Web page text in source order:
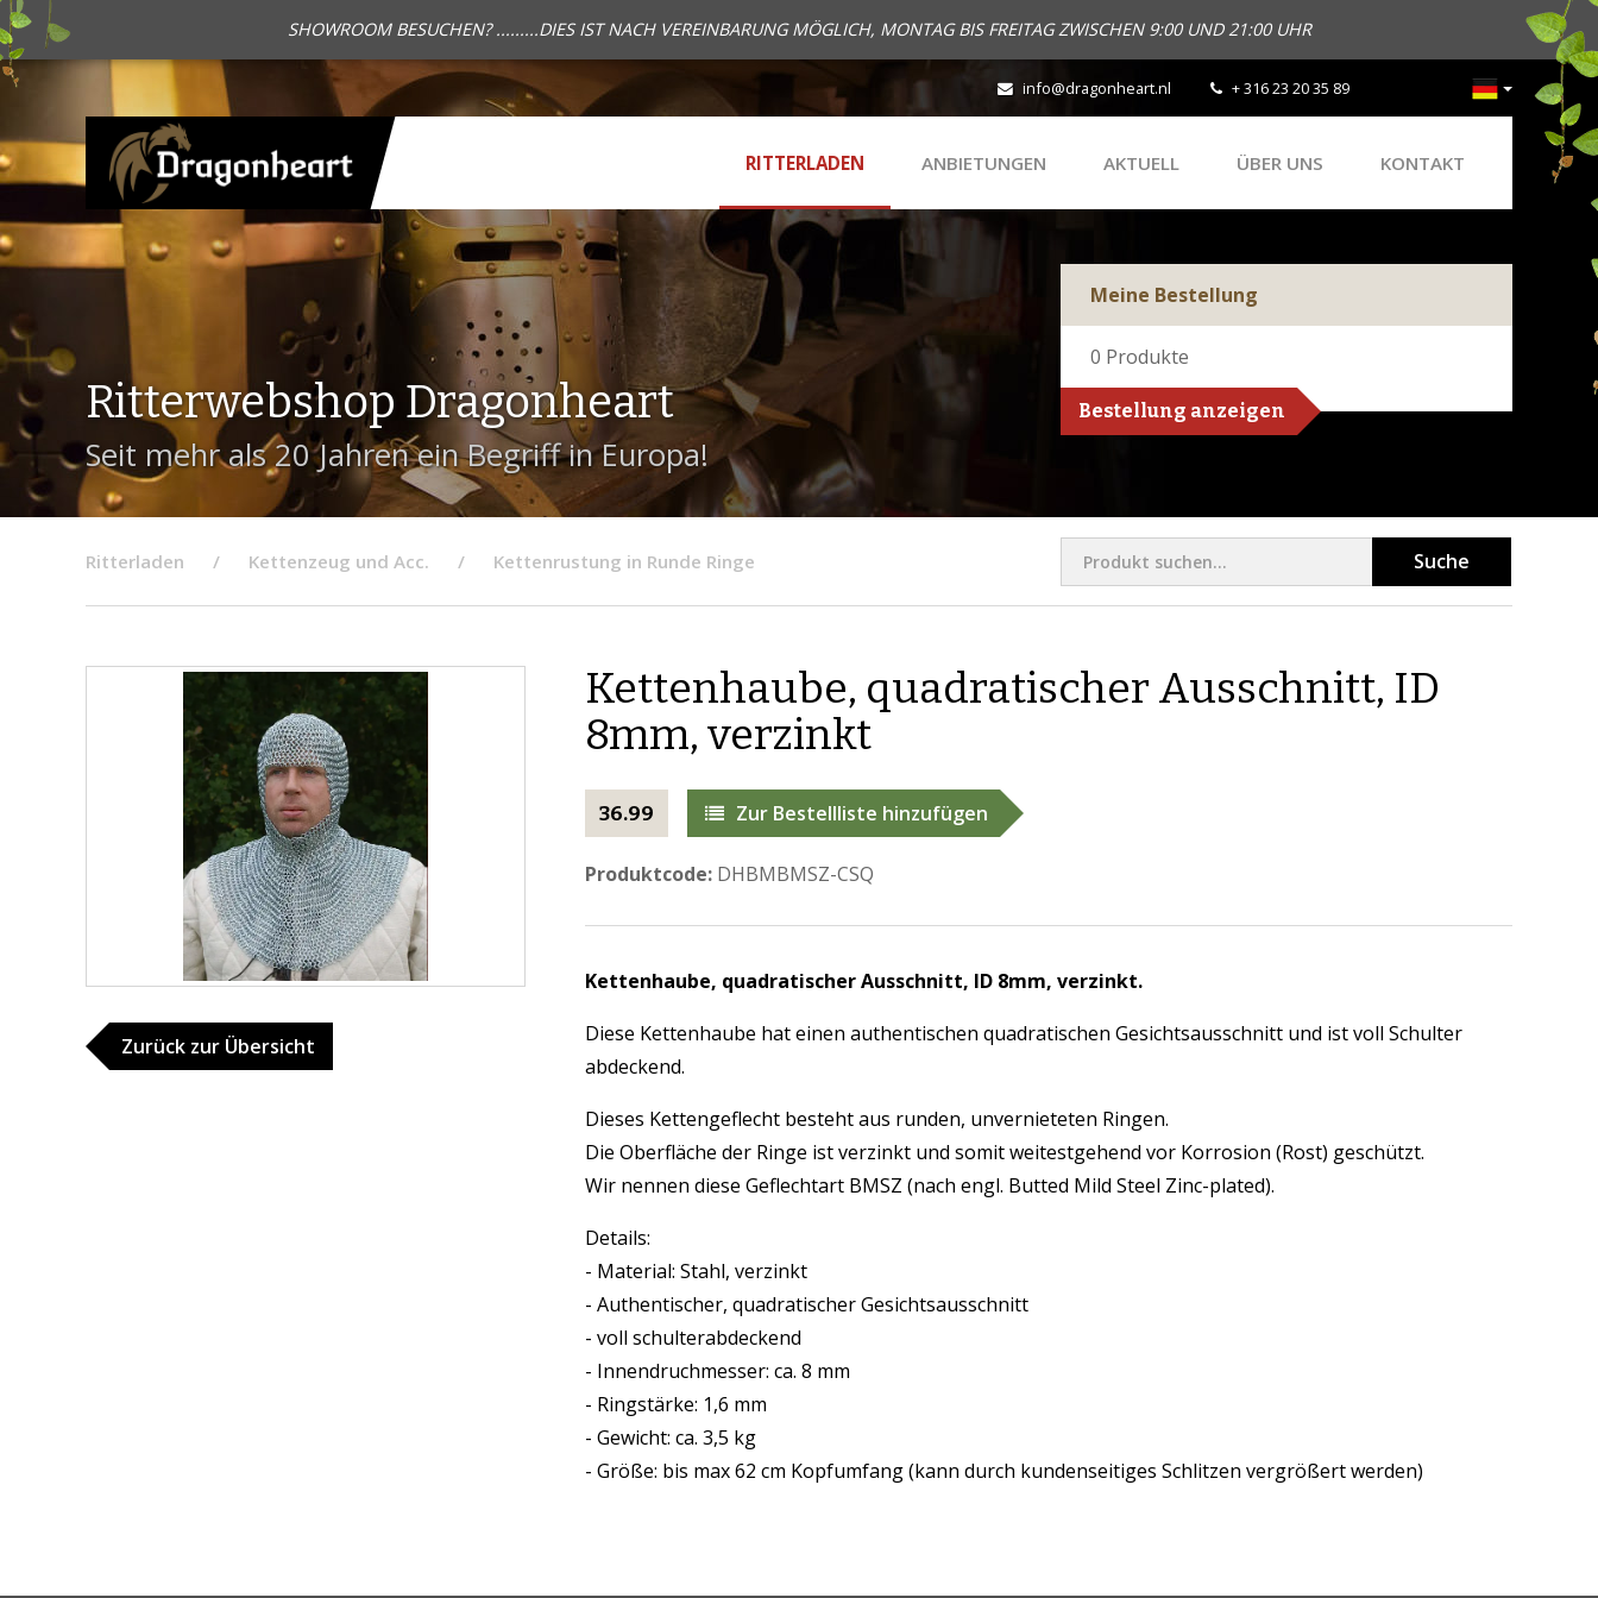
SHOWROOM BESUCHEN? .........DIES IST NACH VEREINBARUNG MÖGLICH, MONTAG BIS FREITAG ZWISCHEN 9:00 UND 21:00 UHR
info@dragonheart.nl + 316 23 20 35 89
RITTERLADEN ANBIETUNGEN AKTUELL ÜBER UNS KONTAKT
Ritterwebshop Dragonheart
Seit mehr als 20 Jahren ein Begriff in Europa!
Meine Bestellung
0 Produkte
Bestellung anzeigen
Ritterladen Kettenzeug und Acc. Kettenrustung in Runde Ringe Suche
Zurück zur Übersicht
Kettenhaube, quadratischer Ausschnitt, ID
8mm, verzinkt
36.99 Zur Bestellliste hinzufügen
Produktcode:DHBMBMSZ-CSQ
Kettenhaube, quadratischer Ausschnitt, ID 8mm, verzinkt.
Diese Kettenhaube hat einen authentischen quadratischen Gesichtsausschnitt und ist voll Schulter
abdeckend.
Dieses Kettengeflecht besteht aus runden, unvernieteten Ringen.
Die Oberfläche der Ringe ist verzinkt und somit weitestgehend vor Korrosion (Rost) geschützt.
Wir nennen diese Geflechtart BMSZ (nach engl. Butted Mild Steel Zinc-plated).
Details:
- Material: Stahl, verzinkt
- Authentischer, quadratischer Gesichtsausschnitt
- voll schulterabdeckend
- Innendruchmesser: ca. 8 mm
- Ringstärke: 1,6 mm
- Gewicht: ca. 3,5 kg
- Größe: bis max 62 cm Kopfumfang (kann durch kundenseitiges Schlitzen vergrößert werden)